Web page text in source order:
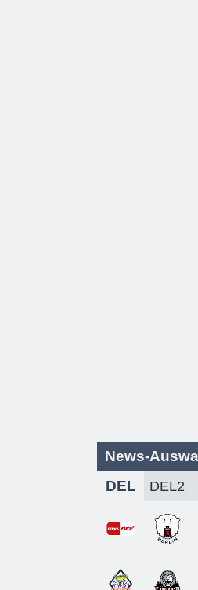
News-
DEL